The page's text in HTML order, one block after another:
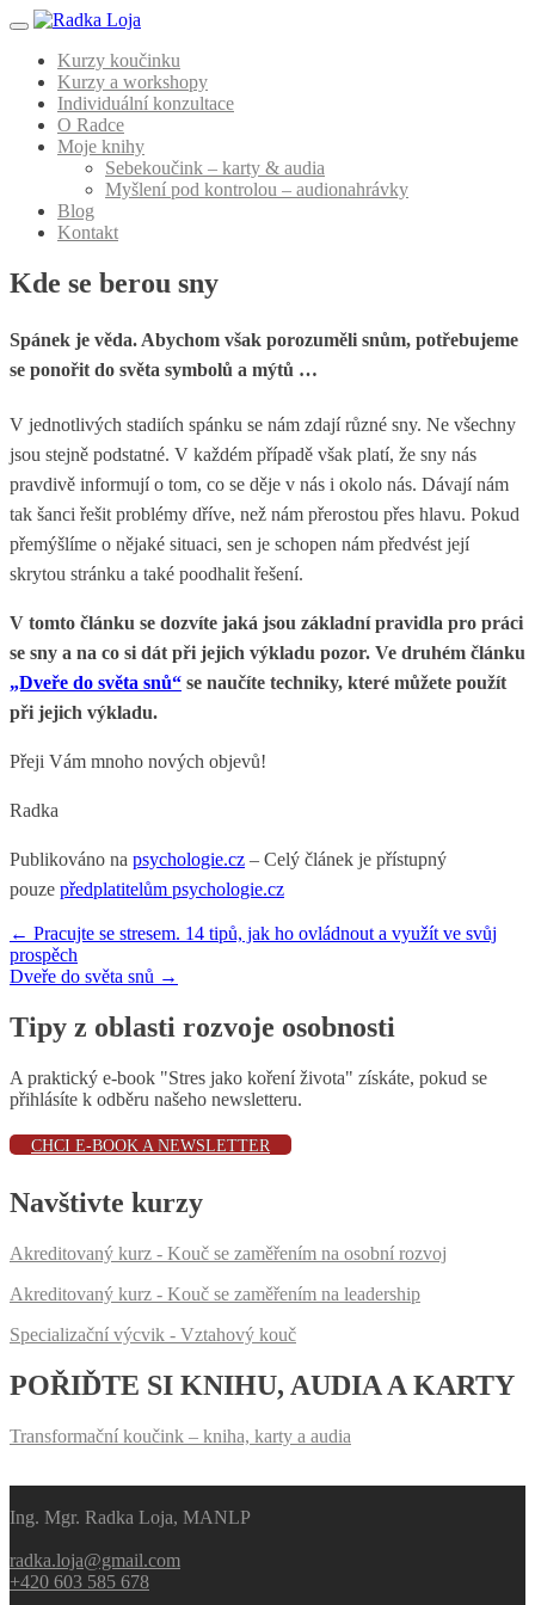
Menu
Kurzy koučinku
Kurzy a workshopy
Individuální konzultace
O Radce
Moje knihy
Sebekoučink – karty & audia
Myšlení pod kontrolou – audionahrávky
Blog
Kontakt
Kde se berou sny
Spánek je věda. Abychom však porozuměli snům, potřebujeme
se ponořit do světa symbolů a mýtů …
V jednotlivých stadiích spánku se nám zdají různé sny. Ne všechny
jsou stejně podstatné. V každém případě však platí, že sny nás
pravdivě informují o tom, co se děje v nás i okolo nás. Dávají nám
tak šanci řešit problémy dříve, než nám přerostou přes hlavu. Pokud
přemýšlíme o nějaké situaci, sen je schopen nám předvést její
skrytou stránku a také poodhalit řešení.
V tomto článku se dozvíte jaká jsou základní pravidla pro práci
se sny a na co si dát při jejich výkladu pozor. Ve druhém článku
„Dveře do světa snů“ se naučíte techniky, které můžete použít
při jejich výkladu.
Přeji Vám mnoho nových objevů!
Radka
Publikováno na psychologie.cz – Celý článek je přístupný
pouze předplatitelům psychologie.cz
Navigace
pro
← Pracujte se stresem. 14 tipů, jak ho ovládnout a využít ve svůj
prospěch
Dveře do světa snů →
Tipy z oblasti rozvoje osobnosti
A praktický e-book "Stres jako koření života" získáte, pokud se
přihlásíte k odběru našeho newsletteru.
CHCI E-BOOK A NEWSLETTER
Navštivte kurzy
Akreditovaný kurz - Kouč se zaměřením na osobní rozvoj
Akreditovaný kurz - Kouč se zaměřením na leadership
Specializační výcvik - Vztahový kouč
POŘIĎTE SI KNIHU, AUDIA A KARTY
Transformační koučink – kniha, karty a audia
Ing. Mgr. Radka Loja, MANLP
radka.loja@gmail.com
+420 603 585 678